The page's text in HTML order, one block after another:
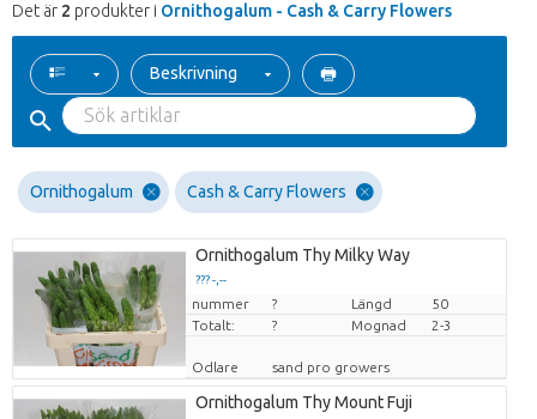
Det är 2 produkter i Ornithogalum - Cash & Carry Flowers
Beskrivning
Ornithogalum Cash & Carry Flowers
Ornithogalum Thy Milky Way
??? -,--
Pris per enhet
nummer ? Längd
50
Totalt:
? Mognad 2-3
Odlare sand pro growers
Ornithogalum Thy Mount Fuji